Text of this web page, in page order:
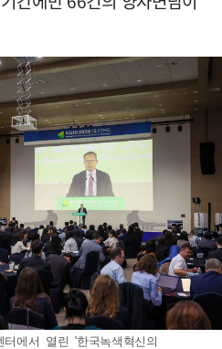
에서 열린 '한국녹색혁신의